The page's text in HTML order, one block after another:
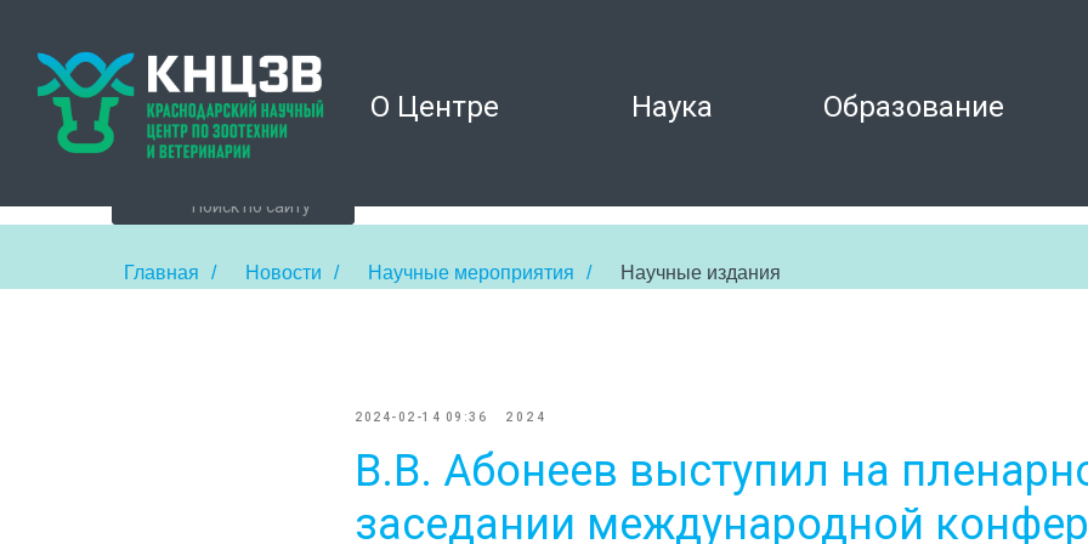
Образование
Наука
О Центре
Главная / Новости / Научные мероприятия / Научные издания
2024-02-14 09:36 2024
В.В. Абонеев выступил на
заседании международной